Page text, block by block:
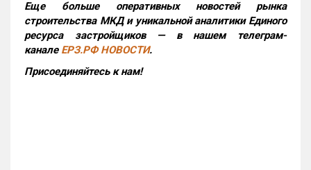
Еще больше оперативных новостей рынка
строительства МКД и уникальной аналитики Единого
ресурса застройщиков — в нашем телеграм-
канале ЕРЗ.РФ НОВОСТИ.
Присоединяйтесь к нам!